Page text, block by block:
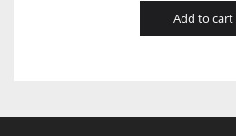
Add to cart